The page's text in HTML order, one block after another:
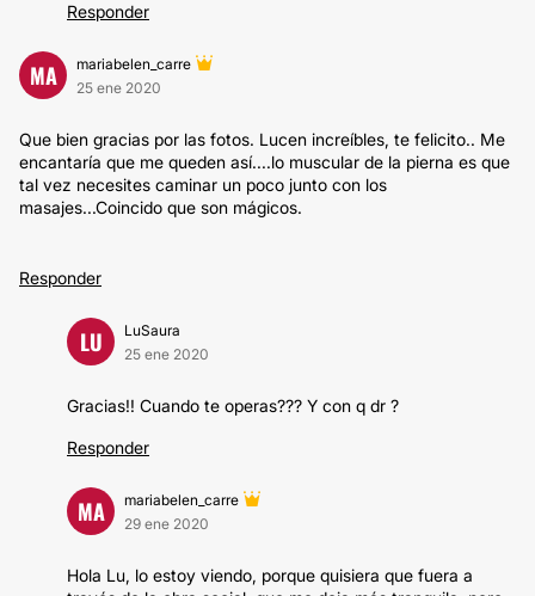
Responder
MA
mariabelen_carre
25 ene 2020
Que bien gracias por las fotos. Lucen increíbles, te felicito.. Me
encantaría que me queden así....lo muscular de la pierna es que
tal vez necesites caminar un poco junto con los
masajes...Coincido que son mágicos.
Responder
LU
LuSaura
25 ene 2020
Gracias!! Cuando te operas??? Y con q dr ?
Responder
MA
mariabelen_carre
29 ene 2020
Hola Lu, lo estoy viendo, porque quisiera que fuera a